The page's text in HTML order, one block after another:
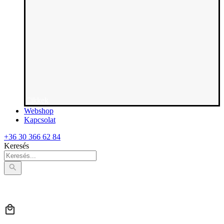
Webshop
Kapcsolat
+36 30 366 62 84
Keresés